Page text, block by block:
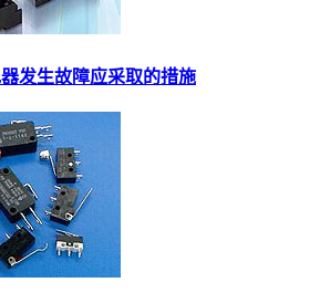
发生故障应采取的措施